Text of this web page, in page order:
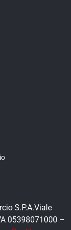
S.P.A.Viale
05398071000 –